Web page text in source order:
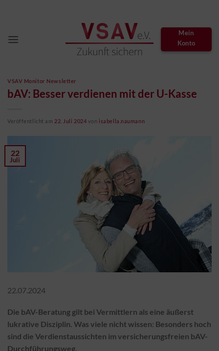
Mein
Konto
VSAV Monitor Newsletter
bAV: Besser verdienen mit der U-Kasse
Veröffentlicht am 22. Juli 2024 von isabella.naumann
22
Juli
22.07.2024
Die bAV-Beratung gilt bei Vermittlern als eine äußerst
lukrative Disziplin. Was viele nicht wissen: Besonders hoch
sind die Verdienstaussichten im versicherungsfreien bAV-
Durchführungsweg.